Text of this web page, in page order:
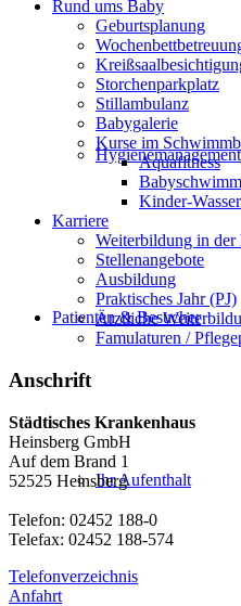
Hygienemanagement
Patienten & Besucher
Ihr Aufenthalt
Rund ums Baby
Geburtsplanung
Storchenparkplatz
Stillambulanz
Babygalerie
Kurse im
Aquafitness
Kinder-
Karriere
Weiterbildung in der
Stellenangebote
Ausbildung
Praktisches Jahr (PJ)
Ärztliche
Famulaturen /
Anschrift
Städtisches Krankenhaus
Heinsberg GmbH
Auf dem Brand 1
52525 Heinsberg
Telefon: 02452 188-0
Telefax: 02452 188-574
Telefonverzeichnis
Anfahrt